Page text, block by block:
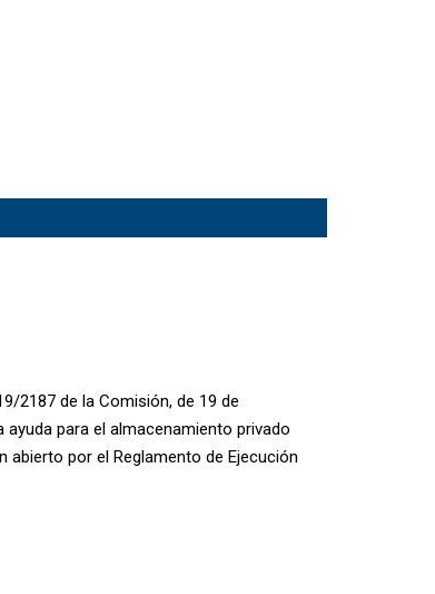
2187 de la Comisión, de 19 de
para el almacenamiento privado
por el Reglamento de Ejecución